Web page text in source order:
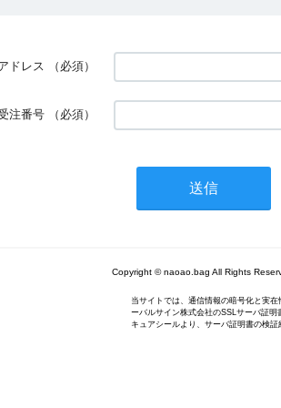
ドレス （必須）
注番号 （必須）
Copyright © naoao.bag All Rights
当サイトでは、通信情報の暗号化と実
ーバルサイン株式会社のSSLサーバ証明
キュアシールより、サーバ証明書の検証